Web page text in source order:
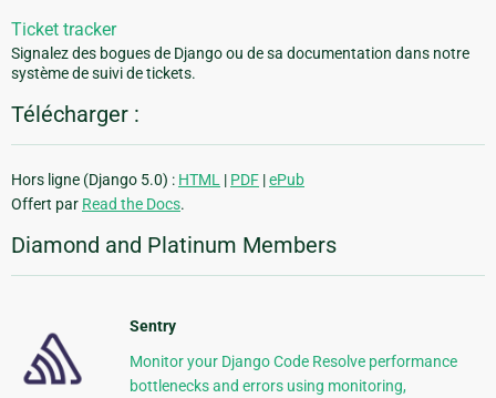
Ticket tracker
Signalez des bogues de Django ou de sa documentation dans notre
système de suivi de tickets.
Télécharger :
Hors ligne (Django 5.0) : HTML | PDF |ePub
Offert par Read the Docs.
Diamond and Platinum Members
Sentry
Monitor your Django Code Resolve performance
bottlenecks and errors using monitoring,